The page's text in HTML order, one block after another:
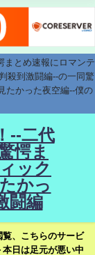
まとめ速報にロマンテ
殺到激闘編--の一同驚
たかった夜空編--僕の
--二代
愕ま
ック
かっ
闘編
、こちらのサービ
日は足元が悪い中